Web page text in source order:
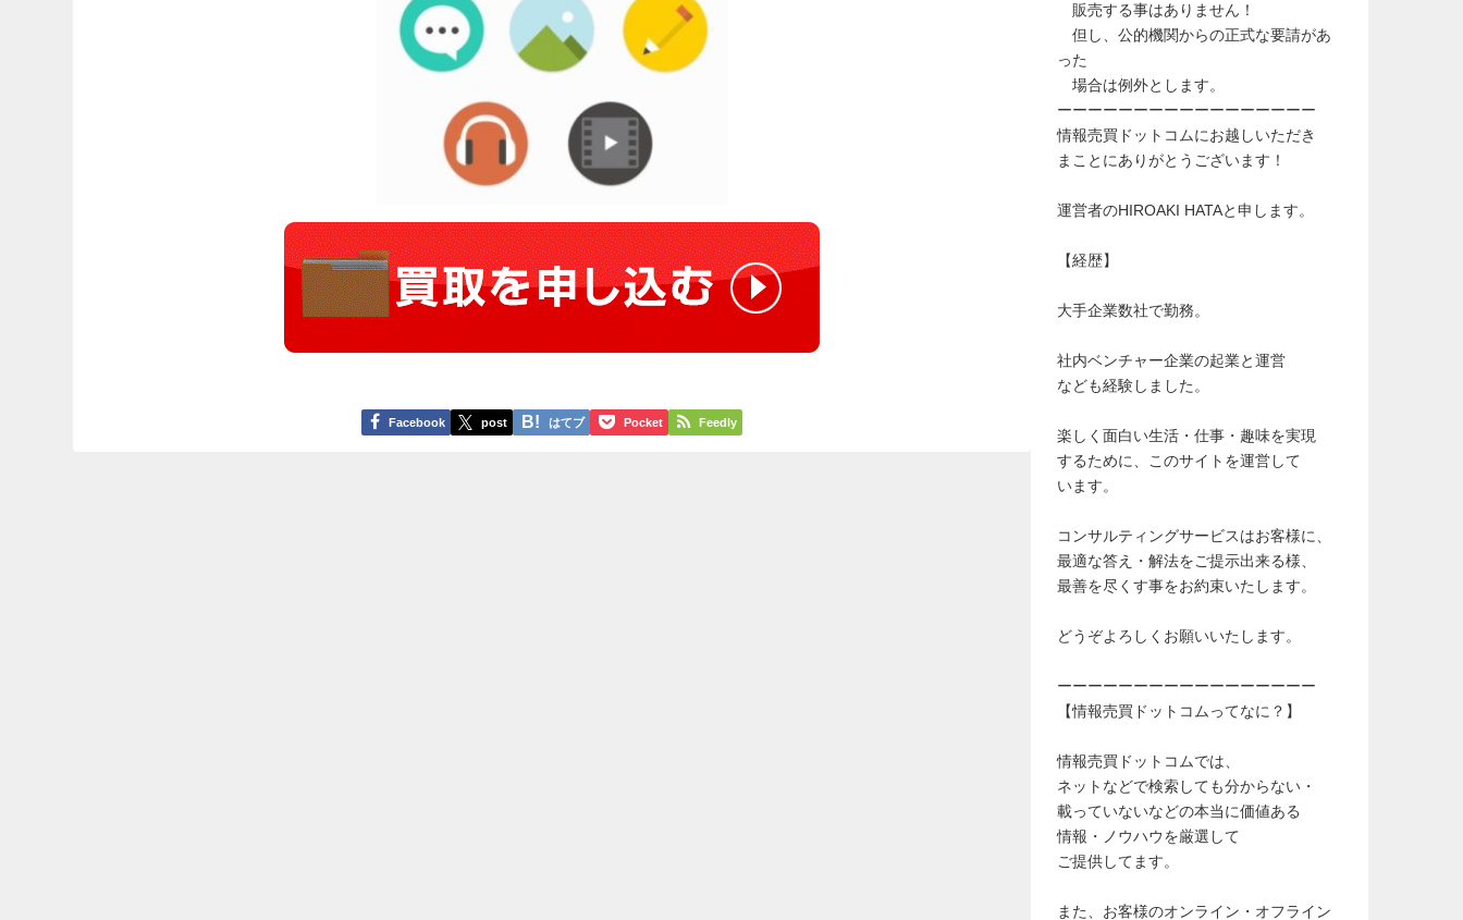
Facebook post はてブ Pocket Feedly
販売する事はありません！
但し、公的機関からの正式な要請があ
った
場合は例外とします。
ーーーーーーーーーーーーーーーーー
情報売買ドットコムにお越しいただき
まことにありがとうございます！
運営者のHIROAKI HATAと申します。
【経歴】
大手企業数社で勤務。
社内ベンチャー企業の起業と運営
なども経験しました。
楽しく面白い生活・仕事・趣味を実現
するために、このサイトを運営して
います。
コンサルティングサービスはお客様に、
最適な答え・解法をご提示出来る様、
最善を尽くす事をお約束いたします。
どうぞよろしくお願いいたします。
ーーーーーーーーーーーーーーーーー
【情報売買ドットコムってなに？】
情報売買ドットコムでは、
ネットなどで検索しても分からない・
載っていないなどの本当に価値ある
情報・ノウハウを厳選して
ご提供してます。
また、お客様のオンライン・オフライン